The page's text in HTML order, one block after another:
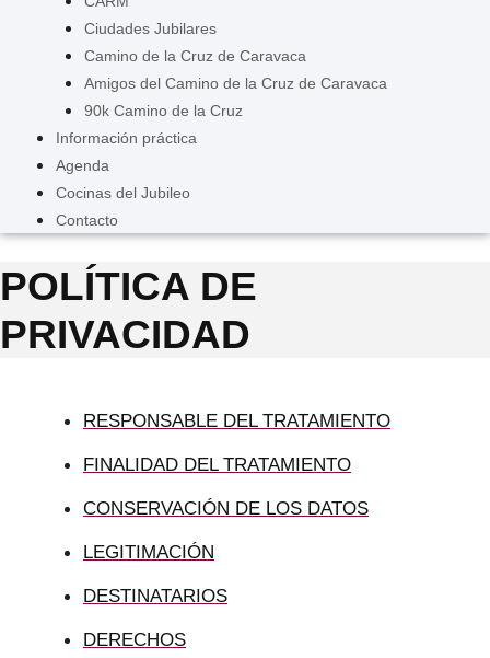
Ciudades Jubilares
Camino de la Cruz de Caravaca
Amigos del Camino de la Cruz de Caravaca
90k Camino de la Cruz
Información práctica
Agenda
Cocinas del Jubileo
Contacto
POLÍTICA DE
PRIVACIDAD
RESPONSABLE DEL TRATAMIENTO
FINALIDAD DEL TRATAMIENTO
CONSERVACIÓN DE LOS DATOS
LEGITIMACIÓN
DESTINATARIOS
DERECHOS